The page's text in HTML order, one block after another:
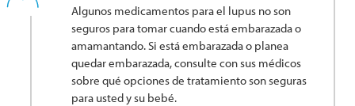
Algunos medicamentos para el lupus no son
seguros para tomar cuando está embarazada o
amamantando. Si está embarazada o planea
quedar embarazada, consulte con sus médicos
sobre qué opciones de tratamiento son seguras
para usted y su bebé.